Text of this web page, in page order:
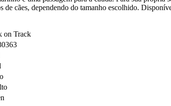
de cães, dependendo do tamanho escolhido.
on Track